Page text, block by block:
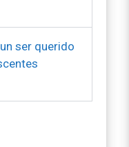
ser querido